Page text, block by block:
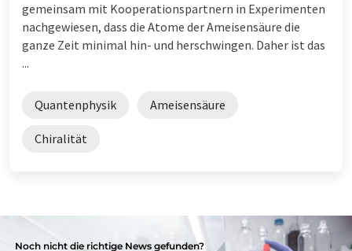
gemeinsam mit Kooperationspartnern in Experimenten
nachgewiesen, dass die Atome der Ameisensäure die
ganze Zeit minimal hin- und herschwingen. Daher ist das
...
Quantenphysik Ameisensäure
Chiralität
Noch nicht die richtige News gefunden?